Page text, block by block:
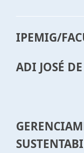
IPEMIG/
ADI JOSÉ